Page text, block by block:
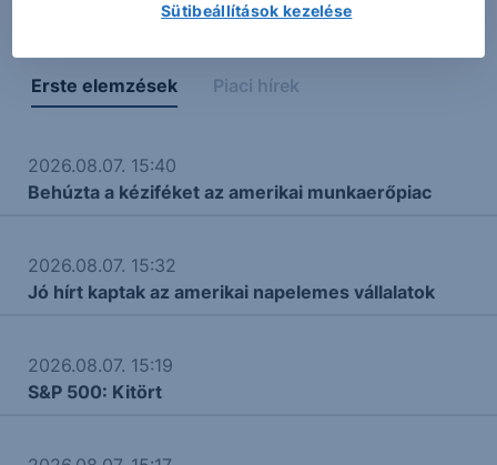
Erste elemzések Piaci hírek
2026.08.07. 15:40
Behúzta a kéziféket az amerikai munkaerőpiac
2026.08.07. 15:32
Jó hírt kaptak az amerikai napelemes vállalatok
2026.08.07. 15:19
S&P 500: Kitört
Sütibeállítások kezelése